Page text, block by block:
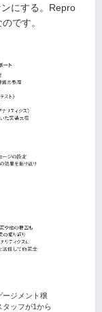
にする。Repro
です。
ージメント穣
タッフが1から